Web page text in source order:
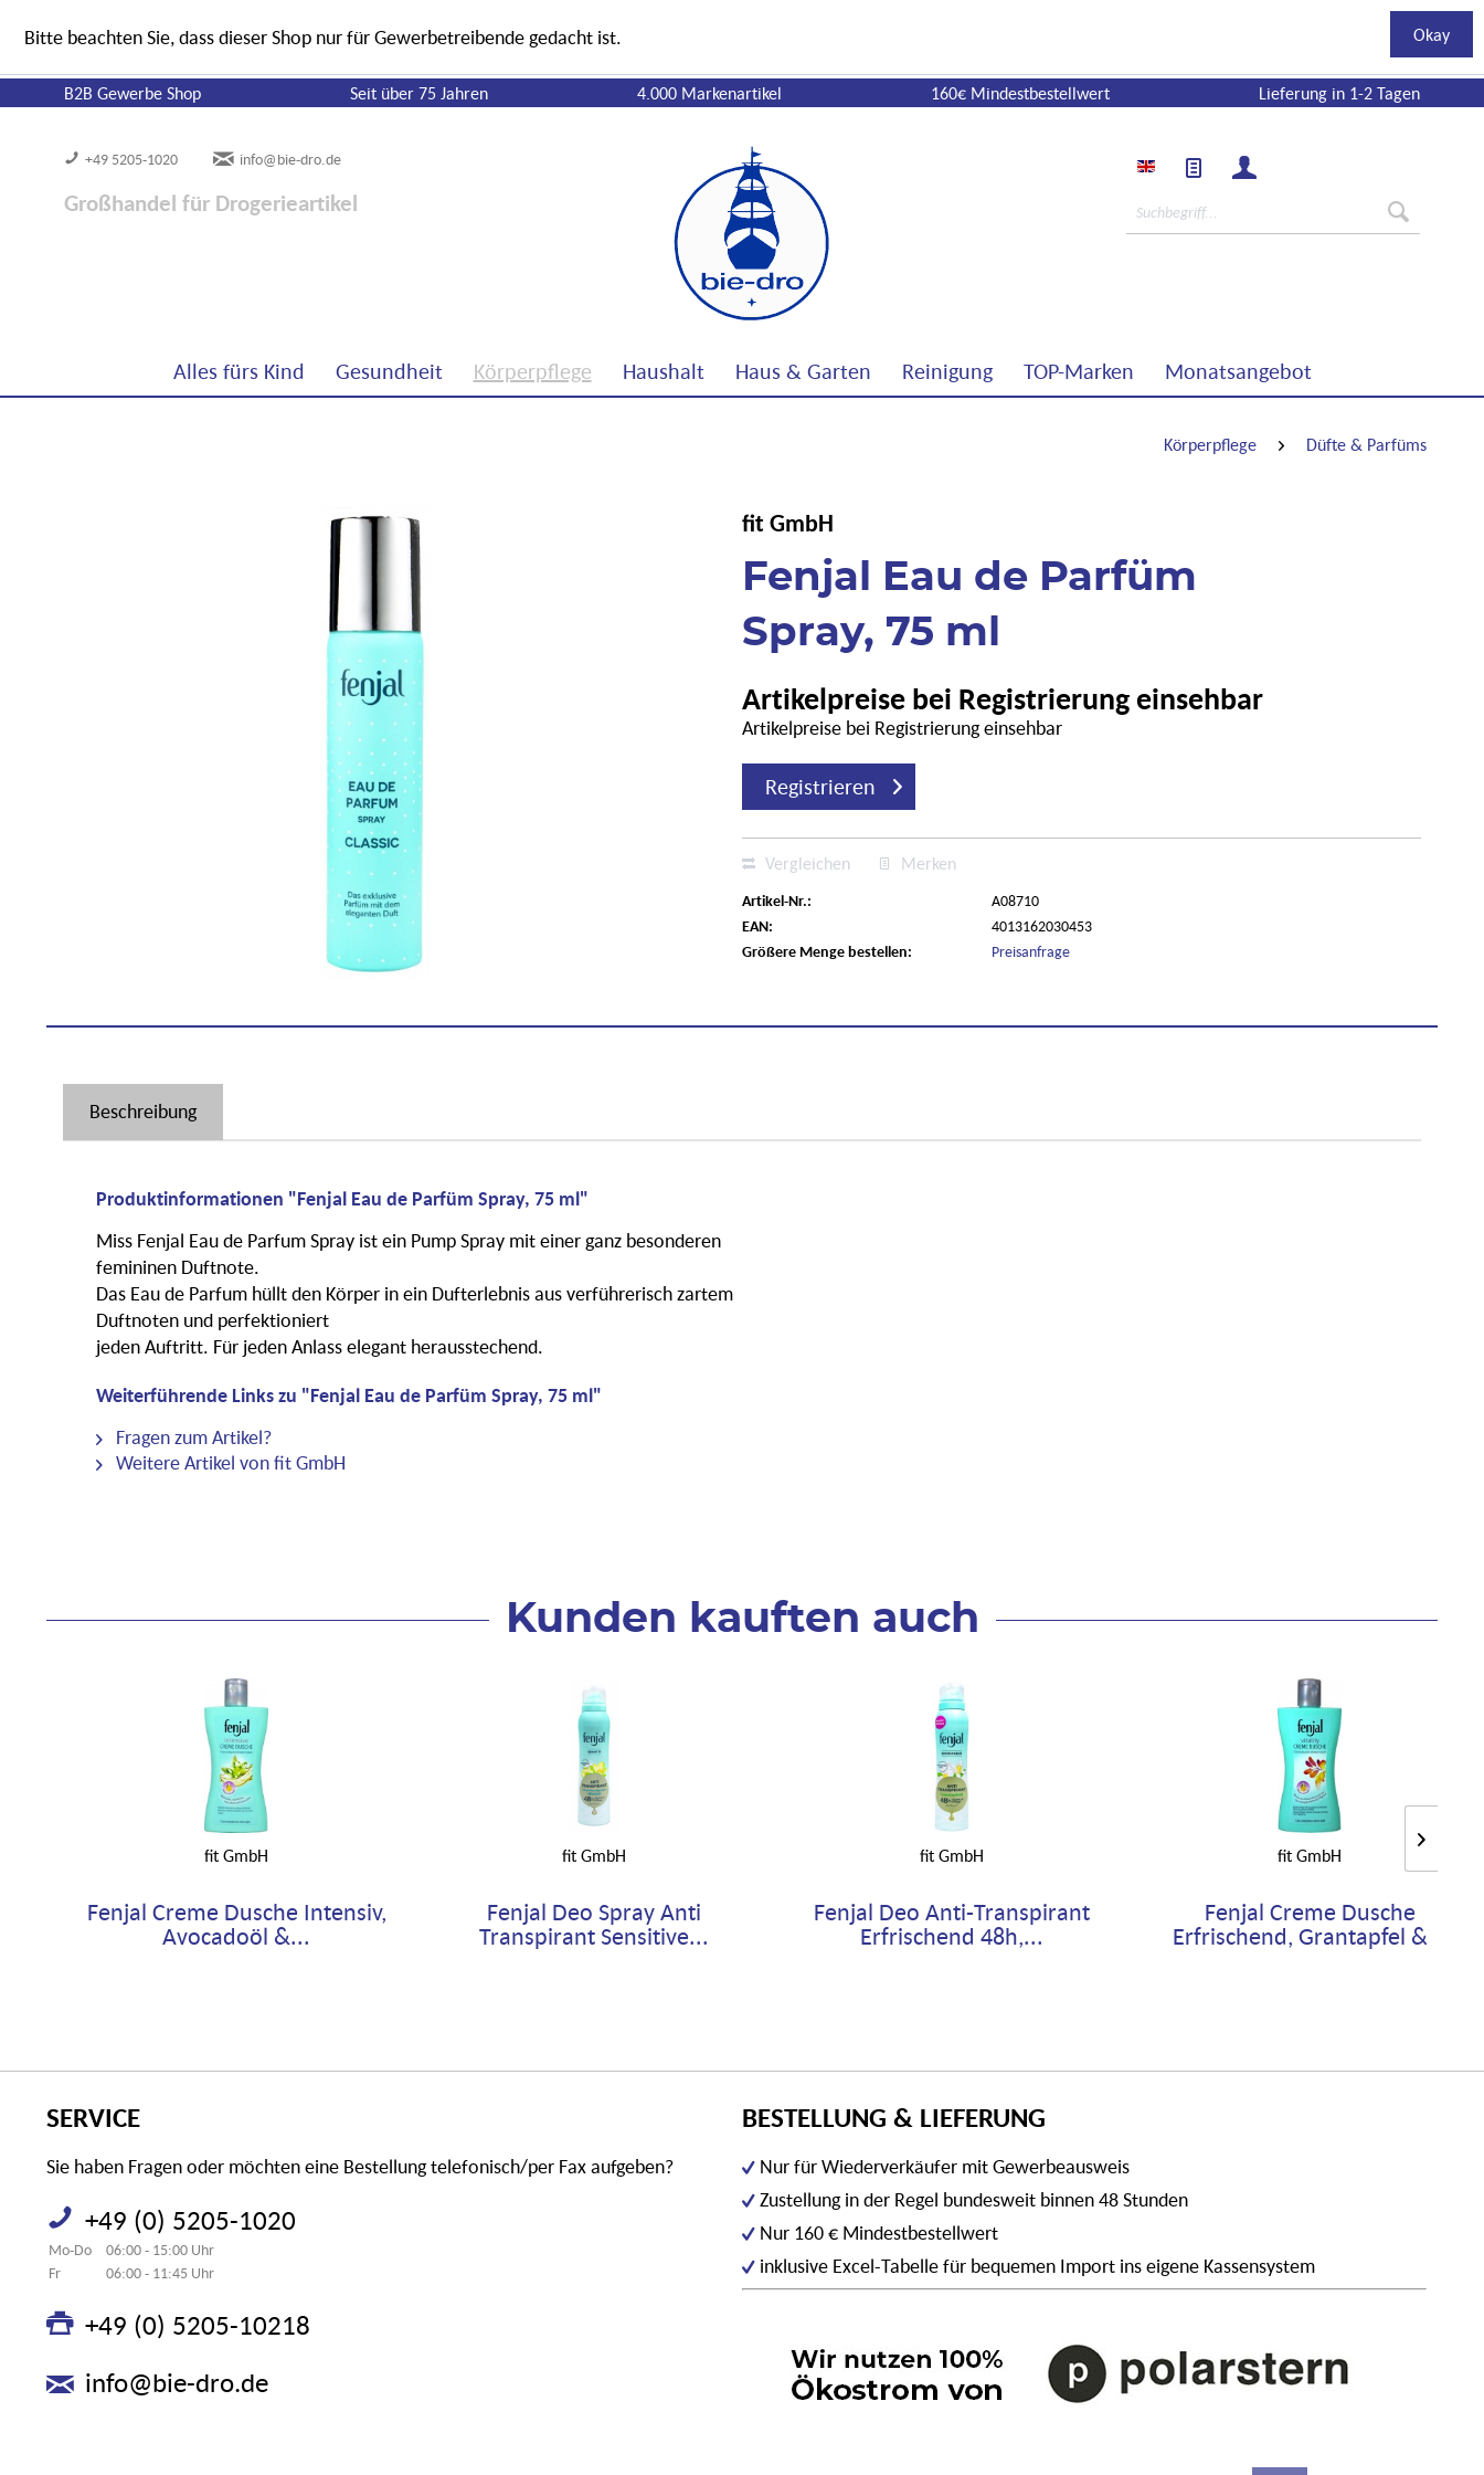
B2B Gewerbe Shop Seit über 75 Jahren 4.000 Markenartikel 160€ Mindestbestellwert Lieferung in 1-2 Tagen
+49 5205-1020 info@bie-dro.de
Großhandel für Drogerieartikel
Alles fürs Kind Gesundheit Körperpflege Haushalt Haus & Garten Reinigung TOP-Marken Monatsangebot
Körperpflege Düfte & Parfüms
fit GmbH
Fenjal Eau de Parfüm
Spray, 75 ml
Artikelpreise bei Registrierung einsehbar
Artikelpreise bei Registrierung einsehbar
Registrieren
Vergleichen Merken
Artikel-Nr.:
A08710
EAN:
4013162030453
Größere Menge bestellen:
Preisanfrage
Beschreibung
Produktinformationen "Fenjal Eau de Parfüm Spray, 75 ml"
Miss Fenjal Eau de Parfum Spray ist ein Pump Spray mit einer ganz besonderen
femininen Duftnote.
Das Eau de Parfum hüllt den Körper in ein Dufterlebnis aus verführerisch zartem
Duftnoten und perfektioniert
jeden Auftritt. Für jeden Anlass elegant herausstechend.
Weiterführende Links zu "Fenjal Eau de Parfüm Spray, 75 ml"
Fragen zum Artikel?
Weitere Artikel von fit GmbH
Kunden kauften auch
fit GmbH
Fenjal Creme Dusche Intensiv,
Avocadoöl &...
fit GmbH
Fenjal Deo Spray Anti
Transpirant Sensitive...
fit GmbH
Fenjal Deo Anti-Transpirant
Erfrischend 48h,...
fit GmbH
Fenjal Creme Dusche
Erfrischend, Grantapfel &...
SERVICE
Sie haben Fragen oder möchten eine Bestellung telefonisch/per Fax aufgeben?
+49 (0) 5205-1020
Mo-Do
06:00 - 15:00 Uhr
Fr
06:00 - 11:45 Uhr
+49 (0) 5205-10218
info@bie-dro.de
BESTELLUNG & LIEFERUNG
Nur für Wiederverkäufer mit Gewerbeausweis
Zustellung in der Regel bundesweit binnen 48 Stunden
Nur 160 € Mindestbestellwert
inklusive Excel-Tabelle für bequemen Import ins eigene Kassensystem
Bitte beachten Sie, dass dieser Shop nur für Gewerbetreibende gedacht ist. Okay